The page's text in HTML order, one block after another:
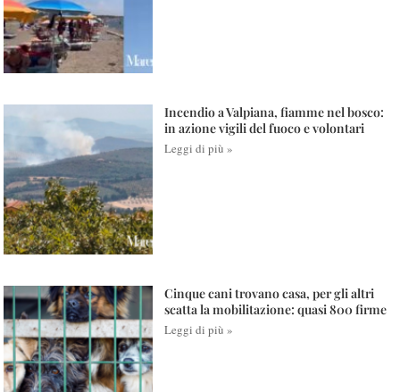
Incendio a Valpiana, fiamme nel bosco:
in azione vigili del fuoco e volontari
Leggi di più »
Cinque cani trovano casa, per gli altri
scatta la mobilitazione: quasi 800 firme
Leggi di più »